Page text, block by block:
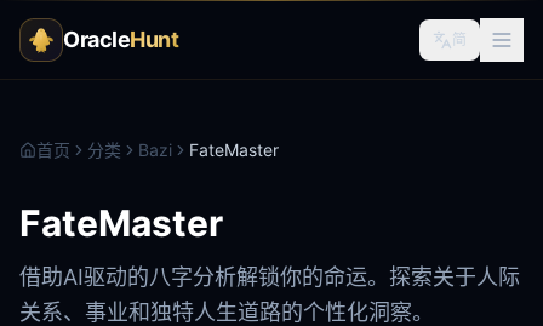
OracleHunt 简
首页 分类 Bazi FateMaster
FateMaster
借助AI驱动的八字分析解锁你的命运。探索关于人际
关系、事业和独特人生道路的个性化洞察。